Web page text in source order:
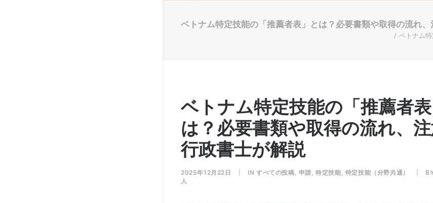
ベトナム特定技能の「推薦者表」とは？必要書類や取得の流れ
ベトナム
ベトナム特定技能の「推薦者
は？必要書類や取得の流れ、
行政書士が解説
2025年12月22日 INすべての投稿, 申請,特定技能, 特定技能（分野共通）
人